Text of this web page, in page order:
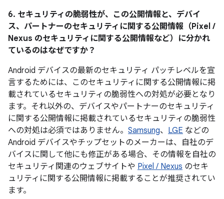
6. セキュリティの脆弱性が、この公開情報と、デバイ
ス、パートナーのセキュリティに関する公開情報（Pixel /
Nexus のセキュリティに関する公開情報など）に分かれ
ているのはなぜですか？
Android デバイスの最新のセキュリティ パッチレベルを宣
言するためには、このセキュリティに関する公開情報に掲
載されているセキュリティの脆弱性への対処が必要となり
ます。それ以外の、デバイスやパートナーのセキュリティ
に関する公開情報に掲載されているセキュリティの脆弱性
への対処は必須ではありません。 Samsung、 LGE などの
Android デバイスやチップセットのメーカーは、自社のデ
バイスに関して他にも修正がある場合、その情報を自社の
セキュリティ関連のウェブサイトや Pixel / Nexus のセキ
ュリティに関する公開情報に掲載することが推奨されてい
ます。